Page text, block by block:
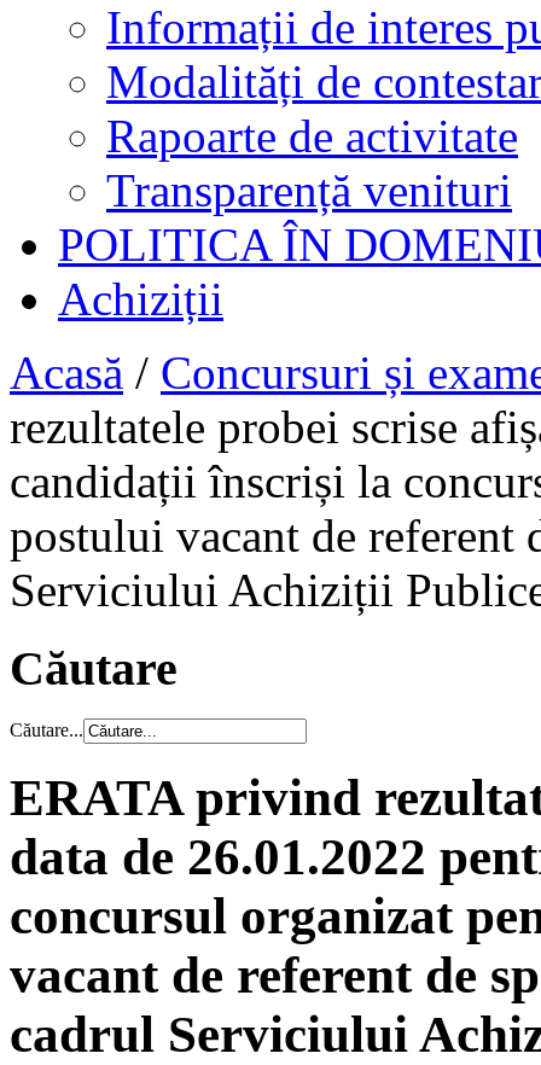
Informații de interes
Modalități de
Rapoarte de activitate
Transparență venituri
POLITICA ÎN
Achiziții
Acasă / Concursuri și
rezultatele probei scrise
candidații înscriși la
postului vacant de referent
Serviciului Achiziții
Căutare
Căutare...
ERATA privind
data de 26.01.2022
concursul organizat
vacant de referent de
cadrul Serviciului